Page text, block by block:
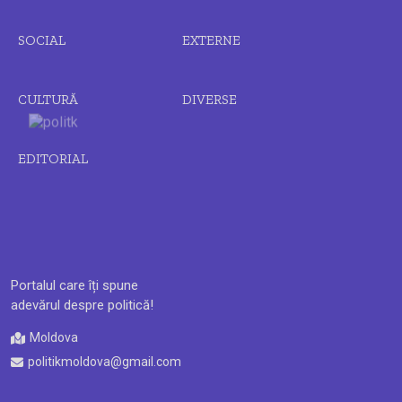
Portalul care îți spune
adevărul despre politică!
Moldova
politikmoldova@gmail.com
SOCIAL EXTERNE
CULTURĂ DIVERSE
EDITORIAL